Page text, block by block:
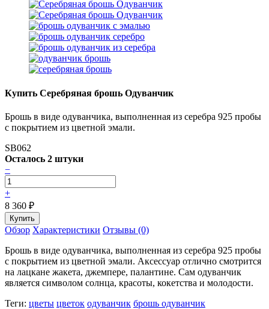
Купить Серебряная брошь Одуванчик
Брошь в виде одуванчика, выполненная из серебра 925 пробы
с покрытием из цветной эмали.
SB062
Осталось 2 штуки
−
+
8 360 ₽
Обзор Характеристики Отзывы (0)
Брошь в виде одуванчика, выполненная из серебра 925 пробы
с покрытием из цветной эмали. Аксессуар отлично смотрится
на лацкане жакета, джемпере, палантине. Сам одуванчик
является символом солнца, красоты, кокетства и молодости.
Теги: цветы цветок одуванчик брошь одуванчик